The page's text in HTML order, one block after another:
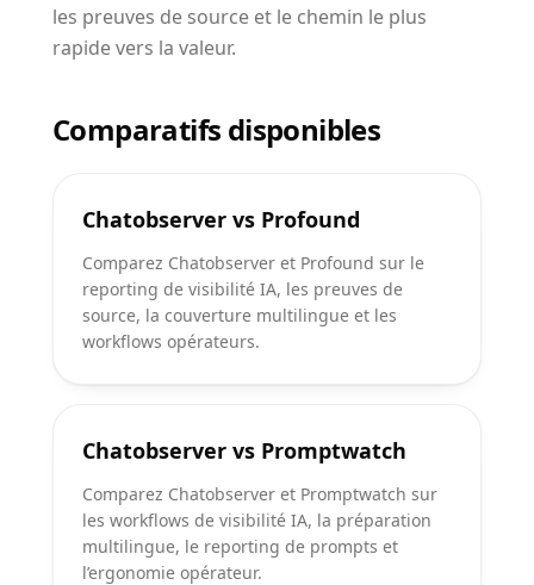
les preuves de source et le chemin le plus
rapide vers la valeur.
Comparatifs disponibles
Chatobserver vs Profound
Comparez Chatobserver et Profound sur le
reporting de visibilité IA, les preuves de
source, la couverture multilingue et les
workflows opérateurs.
Chatobserver vs Promptwatch
Comparez Chatobserver et Promptwatch sur
les workflows de visibilité IA, la préparation
multilingue, le reporting de prompts et
l’ergonomie opérateur.